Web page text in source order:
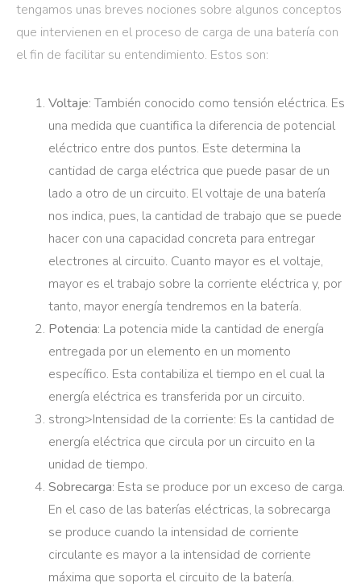
tengamos unas breves nociones sobre algunos conceptos
que intervienen en el proceso de carga de una batería con
el fin de facilitar su entendimiento. Estos son:
Voltaje: También conocido como tensión eléctrica. Es
una medida que cuantifica la diferencia de potencial
eléctrico entre dos puntos. Este determina la
cantidad de carga eléctrica que puede pasar de un
lado a otro de un circuito. El voltaje de una batería
nos indica, pues, la cantidad de trabajo que se puede
hacer con una capacidad concreta para entregar
electrones al circuito. Cuanto mayor es el voltaje,
mayor es el trabajo sobre la corriente eléctrica y, por
tanto, mayor energía tendremos en la batería.
Potencia: La potencia mide la cantidad de energía
entregada por un elemento en un momento
específico. Esta contabiliza el tiempo en el cual la
energía eléctrica es transferida por un circuito.
strong>Intensidad de la corriente: Es la cantidad de
energía eléctrica que circula por un circuito en la
unidad de tiempo.
Sobrecarga: Esta se produce por un exceso de carga.
En el caso de las baterías eléctricas, la sobrecarga
se produce cuando la intensidad de corriente
circulante es mayor a la intensidad de corriente
máxima que soporta el circuito de la batería.